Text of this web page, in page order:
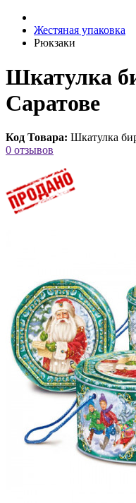
Жестяная упаковка
Рюкзаки
Шкатулка
Саратове
Код Товара: Шкатулка
0 отзывов